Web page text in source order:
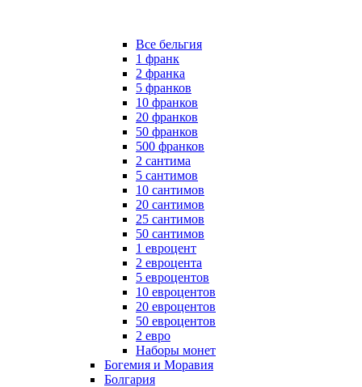
Все бельгия
1 франк
2 франка
5 франков
10 франков
20 франков
50 франков
500 франков
2 сантима
5 сантимов
10 сантимов
20 сантимов
25 сантимов
50 сантимов
1 евроцент
2 евроцента
5 евроцентов
10 евроцентов
20 евроцентов
50 евроцентов
2 евро
Наборы монет
Богемия и Моравия
Болгария